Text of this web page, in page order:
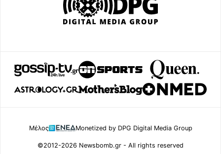
Μέλος Monetized by DPG Digital Media Group
©2012-2026 Newsbomb.gr - All rights reserved